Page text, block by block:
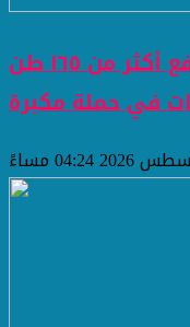
حي شرق يكثف جهوده برفع أكثر من ١٦٥ طن
في حملة مكبرة